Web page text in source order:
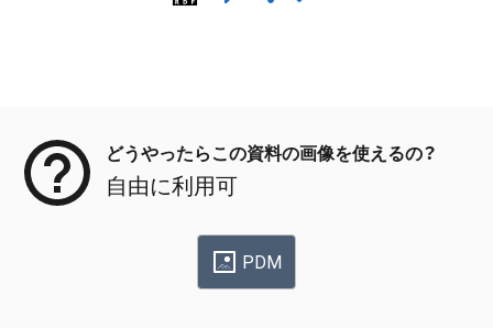
どうやったらこの資料の画像を使えるの？
自由に利用可
PDM